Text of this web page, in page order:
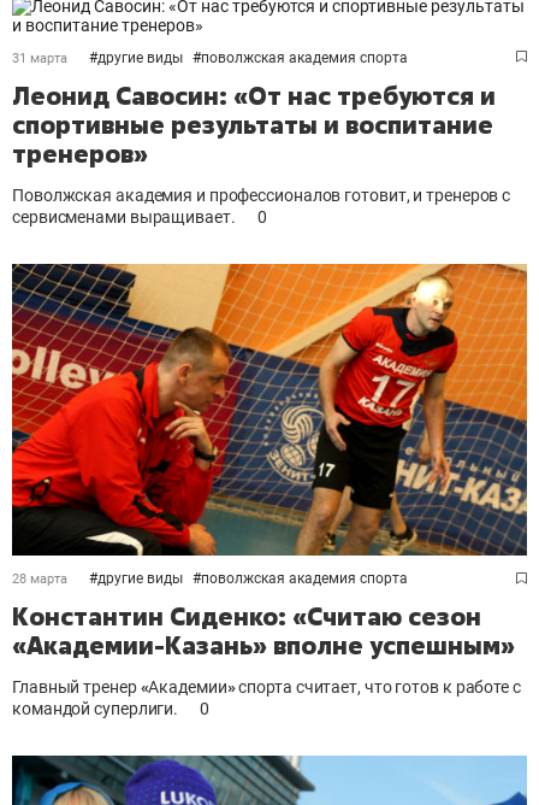
31 марта #другие виды #поволжская академия спорта
Леонид Савосин: «От нас требуются и
спортивные результаты и воспитание
тренеров»
Поволжская академия и профессионалов готовит, и тренеров с
сервисменами выращивает.
0
28 марта #другие виды #поволжская академия спорта
Константин Сиденко: «Считаю сезон
«Академии-Казань» вполне успешным»
Главный тренер«Академии»спорта считает, что готов к работе с
командой суперлиги.
0